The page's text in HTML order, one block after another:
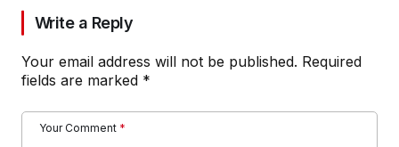
Write a Reply
Your email address will not be published. Required
fields are marked *
Your Comment *